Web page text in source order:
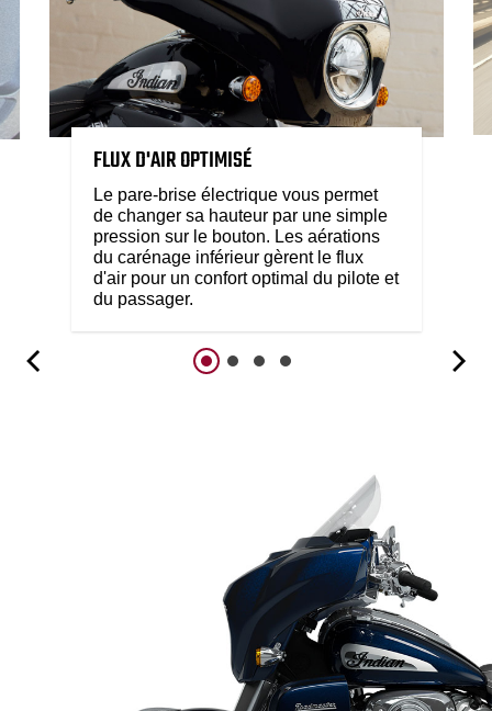
FLUX D'AIR OPTIMISÉ
Le pare-brise électrique vous permet
de changer sa hauteur par une simple
pression sur le bouton. Les aérations
du carénage inférieur gèrent le flux
d'air pour un confort optimal du pilote et
du passager.